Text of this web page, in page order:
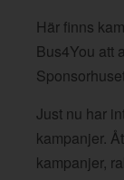
Här finns
Bus4You att
Just nu har
kampanjer.
kampanjer,